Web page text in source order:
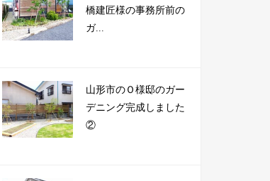
橋建匠様の事務所前の
ガ...
山形市のＯ様邸のガー
デニング完成しました
②